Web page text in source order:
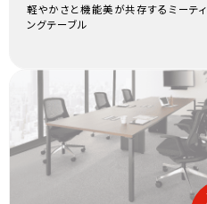
軽やかさと機能美が共存するミーティ
ングテーブル